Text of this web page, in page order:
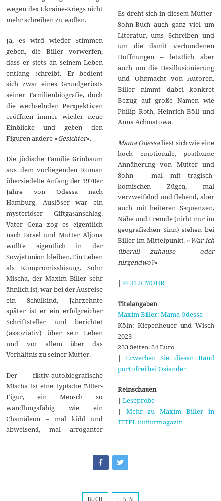
wegen des Ukraine-Kriegs nicht
mehr schreiben zu wollen.
Ja, es wird wieder Stimmen
geben, die Biller vorwerfen,
dass er stets an seinem Leben
entlang schreibt. Er bedient
sich zwar eines Grundgerüsts
seiner Familienbiografie, doch
die wechselnden Perspektiven
eröffnen immer wieder neue
Einblicke und geben den
Figuren andere »Gesichter«.
Die jüdische Familie Grinbaum
aus dem vorliegenden Roman
übersiedelte Anfang der 1970er
Jahre von Odessa nach
Hamburg. Auslöser war ein
mysteriöser Giftgasanschlag.
Vater Gena zog es eigentlich
nach Israel und Mutter Aljona
wollte eigentlich in der
Sowjetunion bleiben. Ein Leben
als Kompromisslösung. Sohn
Mischa, der Maxim Biller sehr
ähnlich ist, war bei der Ausreise
ein Schulkind, Jahrzehnte
später ist er ein erfolgreicher
Schriftsteller und berichtet
(assoziativ) über sein Leben
und vor allem über das
Verhältnis zu seiner Mutter.
Der fiktiv-autobiografische
Mischa ist eine typische Biller-
Figur, ein Mensch so
wandlungsfähig wie ein
Chamäleon – mal kühl und
abweisend, mal arroganter
Es dreht sich in diesem Mutter-
Sohn-Buch auch ganz viel um
Literatur, ums Schreiben und
um die damit verbundenen
Hoffnungen – letztlich aber
auch um die Desillusionierung
und Ohnmacht von Autoren.
Biller nimmt dabei konkret
Bezug auf große Namen wie
Philip Roth, Heinrich Böll und
Anna Achmatowa.
Mama Odessaliest sich wie eine
hoch emotionale, posthume
Annäherung von Mutter und
Sohn – mal mit tragisch-
komischen Zügen, mal
verzweifelnd und flehend, aber
auch mit heiteren Sequenzen.
Nähe und Fremde (nicht nur im
geografischen Sinn) stehen bei
Biller im Mittelpunkt. »War ich
überall zuhause – oder
nirgendwo?«
| PETER MOHR
Titelangaben
Maxim Biller: Mama Odessa
Köln: Kiepenheuer und Wisch
2023
233 Seiten. 24 Euro
| Erwerben Sie diesen Band
portofrei bei Osiander
Reinschauen
| Leseprobe
| Mehr zu Maxim Biller in
TITEL kulturmagazin
BUCH LESEN